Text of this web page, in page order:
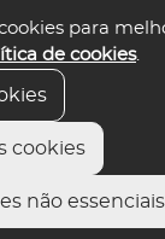
para
de cookies.
cookies
não essenciais